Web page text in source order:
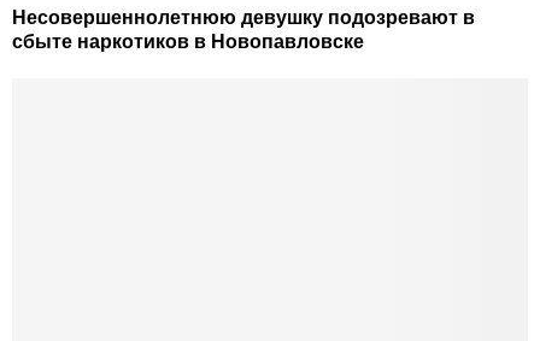
Несовершеннолетнюю девушку подозревают в
сбыте наркотиков в Новопавловске